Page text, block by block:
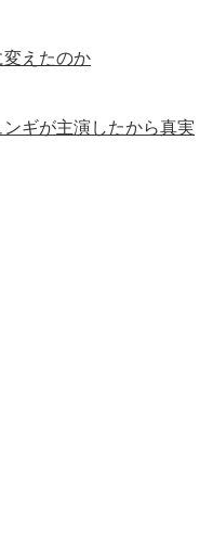
えたのか
ンギが主演したから真実